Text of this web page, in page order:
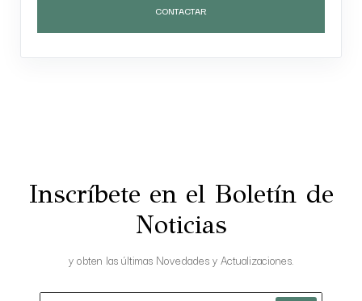
CONTACTAR
Inscríbete en el Boletín de
Noticias
y obten las últimas Novedades y Actualizaciones.